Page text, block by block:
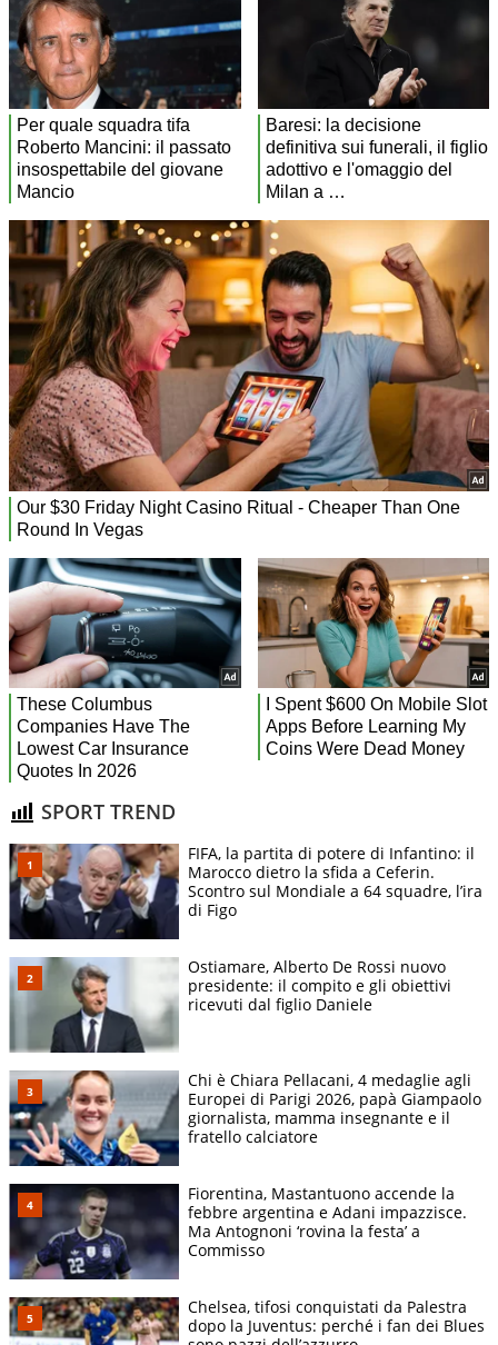
SPORT TREND
FIFA, la partita di potere di Infantino: il
Marocco dietro la sfida a Ceferin.
Scontro sul Mondiale a 64 squadre, l’ira
di Figo
Ostiamare, Alberto De Rossi nuovo
presidente: il compito e gli obiettivi
ricevuti dal figlio Daniele
Chi è Chiara Pellacani, 4 medaglie agli
Europei di Parigi 2026, papà Giampaolo
giornalista, mamma insegnante e il
fratello calciatore
Fiorentina, Mastantuono accende la
febbre argentina e Adani impazzisce.
Ma Antognoni ‘rovina la festa’ a
Commisso
Chelsea, tifosi conquistati da Palestra
dopo la Juventus: perché i fan dei Blues